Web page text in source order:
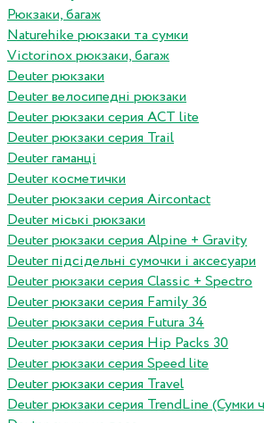
Рюкзаки, багаж
Naturehike рюкзаки та сумки
Victorinox рюкзаки, багаж
Deuter рюкзаки
Deuter велосипедні рюкзаки
Deuter рюкзаки серия ACT lite
Deuter рюкзаки серия Trail
Deuter гаманці
Deuter косметички
Deuter рюкзаки серия Aircontact
Deuter міські рюкзаки
Deuter рюкзаки серия Alpine + Gravity
Deuter підсідельні сумочки і аксесуари
Deuter рюкзаки серия Classic + Spectro
Deuter рюкзаки серия Family 36
Deuter рюкзаки серия Futura 34
Deuter рюкзаки серия Hip Packs 30
Deuter рюкзаки серия Speed lite
Deuter рюкзаки серия Travel
Deuter рюкзаки серия TrendLine (Сумки